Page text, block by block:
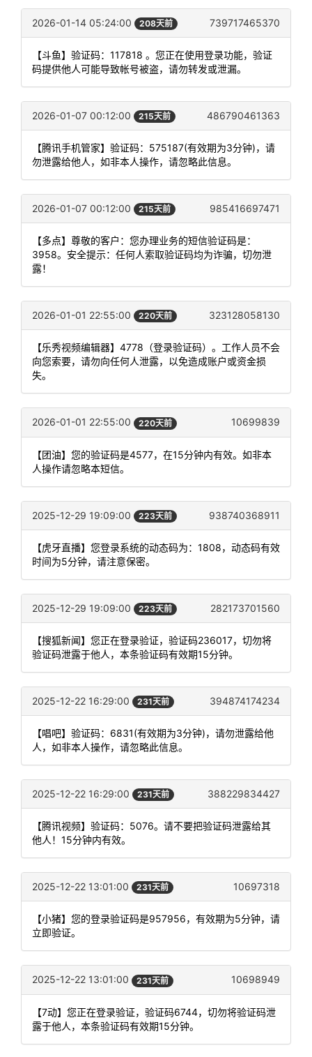
2026-01-14 05:24:00 208天前 739717465370
【斗鱼】验证码：117818 。您正在使用登录功能，验证
码提供他人可能导致帐号被盗，请勿转发或泄漏。
2026-01-07 00:12:00 215天前 486790461363
【腾讯手机管家】验证码：575187(有效期为3分钟)，请
勿泄露给他人，如非本人操作，请忽略此信息。
2026-01-07 00:12:00 215天前 985416697471
【多点】尊敬的客户：您办理业务的短信验证码是：
3958。安全提示：任何人索取验证码均为诈骗，切勿泄
露！
2026-01-01 22:55:00 220天前 323128058130
【乐秀视频编辑器】4778（登录验证码）。工作人员不会
向您索要，请勿向任何人泄露，以免造成账户或资金损
失。
2026-01-01 22:55:00 220天前 10699839
【团油】您的验证码是4577，在15分钟内有效。如非本
人操作请忽略本短信。
2025-12-29 19:09:00 223天前 938740368911
【虎牙直播】您登录系统的动态码为：1808，动态码有效
时间为5分钟，请注意保密。
2025-12-29 19:09:00 223天前 282173701560
【搜狐新闻】您正在登录验证，验证码236017，切勿将
验证码泄露于他人，本条验证码有效期15分钟。
2025-12-22 16:29:00 231天前 394874174234
【唱吧】验证码：6831(有效期为3分钟)，请勿泄露给他
人，如非本人操作，请忽略此信息。
2025-12-22 16:29:00 231天前 388229834427
【腾讯视频】验证码：5076。请不要把验证码泄露给其
他人！15分钟内有效。
2025-12-22 13:01:00 231天前 10697318
【小猪】您的登录验证码是957956，有效期为5分钟，请
立即验证。
2025-12-22 13:01:00 231天前 10698949
【7动】您正在登录验证，验证码6744，切勿将验证码泄
露于他人，本条验证码有效期15分钟。